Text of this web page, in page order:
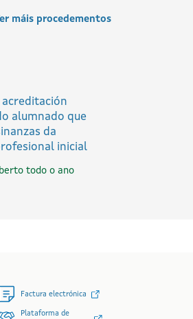
máis procedementos
acreditación
alumnado que
da
inicial
todo o ano
Factura electrónica
Plataforma de